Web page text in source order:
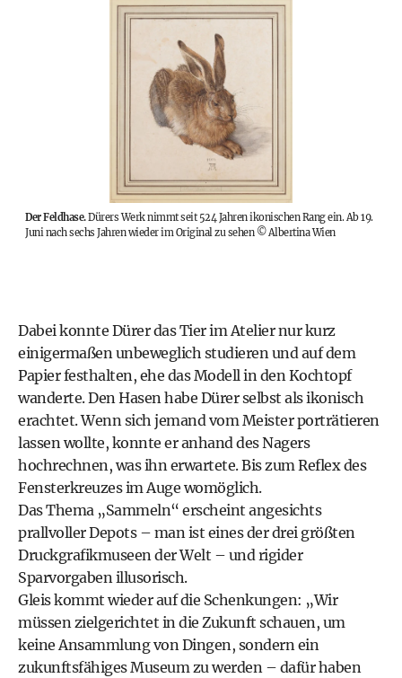
Der Feldhase.Dürers Werk nimmt seit 524 Jahren ikonischen Rang ein. Ab 19.
Juni nach sechs Jahren wieder im Original zu sehen©Albertina Wien
Dabei konnte Dürer das Tier im Atelier nur kurz
einigermaßen unbeweglich studieren und auf dem
Papier festhalten, ehe das Modell in den Kochtopf
wanderte. Den Hasen habe Dürer selbst als ikonisch
erachtet. Wenn sich jemand vom Meister porträtieren
lassen wollte, konnte er anhand des Nagers
hochrechnen, was ihn erwartete. Bis zum Reflex des
Fensterkreuzes im Auge womöglich.
Das Thema „Sammeln“ erscheint angesichts
prallvoller Depots – man ist eines der drei größten
Druckgrafikmuseen der Welt – und rigider
Sparvorgaben illusorisch.
Gleis kommt wieder auf die Schenkungen: „Wir
müssen zielgerichtet in die Zukunft schauen, um
keine Ansammlung von Dingen, sondern ein
zukunftsfähiges Museum zu werden – dafür haben